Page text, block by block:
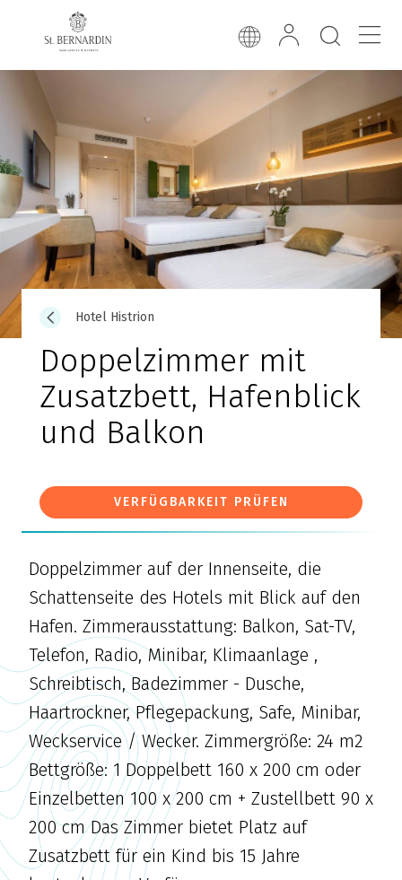
Hotel Histrion
Doppelzimmer mit
Zusatzbett, Hafenblick
und Balkon
VERFÜGBARKEIT PRÜFEN
Doppelzimmer auf der Innenseite, die
Schattenseite des Hotels mit Blick auf den
Hafen. Zimmerausstattung: Balkon, Sat-TV,
Telefon, Radio, Minibar, Klimaanlage ,
Schreibtisch, Badezimmer - Dusche,
Haartrockner, Pflegepackung, Safe, Minibar,
Weckservice / Wecker. Zimmergröße: 24 m2
Bettgröße: 1 Doppelbett 160 x 200 cm oder
Einzelbetten 100 x 200 cm + Zustellbett 90 x
200 cm Das Zimmer bietet Platz auf
Zusatzbett für ein Kind bis 15 Jahre